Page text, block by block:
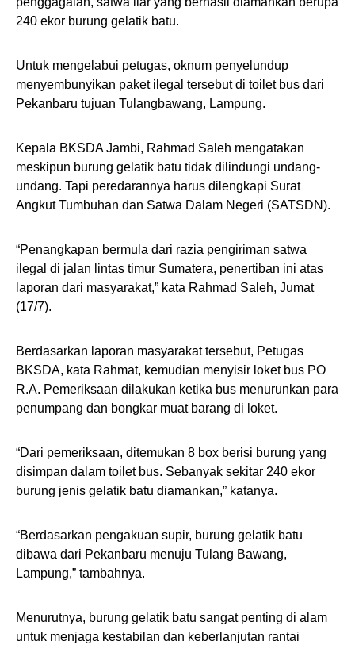
240 ekor burung gelatik batu.
Untuk mengelabui petugas, oknum penyelundup
menyembunyikan paket ilegal tersebut di toilet bus dari
Pekanbaru tujuan Tulangbawang, Lampung.
Kepala BKSDA Jambi, Rahmad Saleh mengatakan
meskipun burung gelatik batu tidak dilindungi undang-
undang. Tapi peredarannya harus dilengkapi Surat
Angkut Tumbuhan dan Satwa Dalam Negeri (SATSDN).
“Penangkapan bermula dari razia pengiriman satwa
ilegal di jalan lintas timur Sumatera, penertiban ini atas
laporan dari masyarakat,” kata Rahmad Saleh, Jumat
(17/7).
Berdasarkan laporan masyarakat tersebut, Petugas
BKSDA, kata Rahmat, kemudian menyisir loket bus PO
R.A. Pemeriksaan dilakukan ketika bus menurunkan para
penumpang dan bongkar muat barang di loket.
“Dari pemeriksaan, ditemukan 8 box berisi burung yang
disimpan dalam toilet bus. Sebanyak sekitar 240 ekor
burung jenis gelatik batu diamankan,” katanya.
“Berdasarkan pengakuan supir, burung gelatik batu
dibawa dari Pekanbaru menuju Tulang Bawang,
Lampung,” tambahnya.
Menurutnya, burung gelatik batu sangat penting di alam
untuk menjaga kestabilan dan keberlanjutan rantai